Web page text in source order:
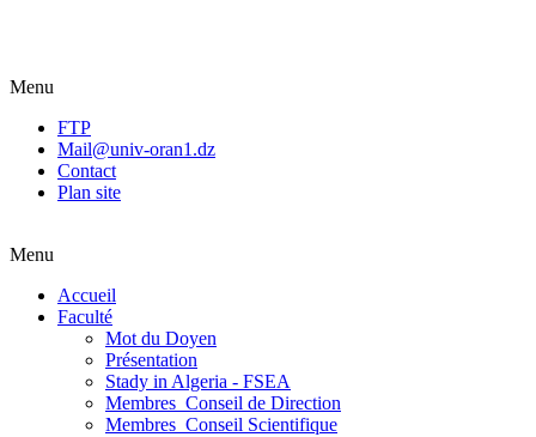
Menu
FTP
Mail@univ-oran1.dz
Contact
Plan site
Menu
Accueil
Faculté
Mot du Doyen
Présentation
Stady in Algeria - FSEA
Membres_Conseil de Direction
Membres_Conseil Scientifique